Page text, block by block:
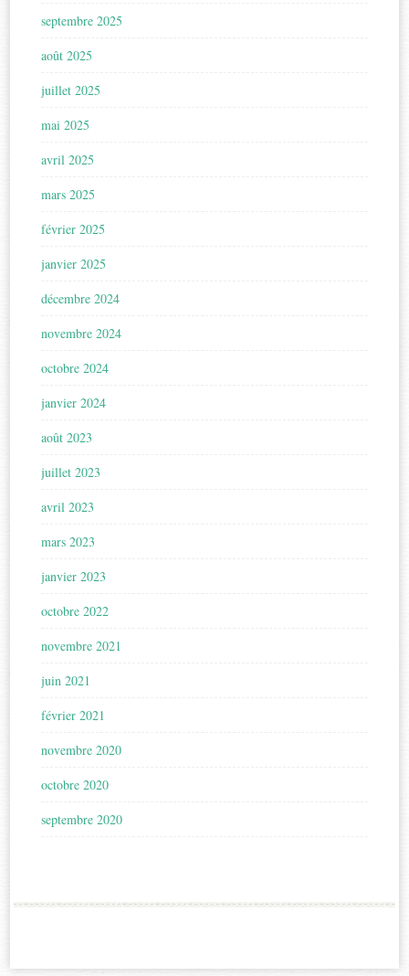
septembre 2025
août 2025
juillet 2025
mai 2025
avril 2025
mars 2025
février 2025
janvier 2025
décembre 2024
novembre 2024
octobre 2024
janvier 2024
août 2023
juillet 2023
avril 2023
mars 2023
janvier 2023
octobre 2022
novembre 2021
juin 2021
février 2021
novembre 2020
octobre 2020
septembre 2020